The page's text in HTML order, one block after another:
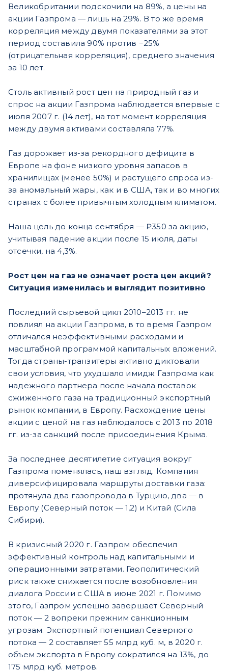
Великобритании подскочили на 89%, а цены на
акции Газпрома — лишь на 29%. В то же время
корреляция между двумя показателями за этот
период составила 90% против −25%
(отрицательная корреляция), среднего значения
за 10 лет.
Столь активный рост цен на природный газ и
спрос на акции Газпрома наблюдается впервые с
июля 2007 г. (14 лет), на тот момент корреляция
между двумя активами составляла 77%.
Газ дорожает из-за рекордного дефицита в
Европе на фоне низкого уровня запасов в
хранилищах (менее 50%) и растущего спроса из-
за аномальный жары, как и в США, так и во многих
странах с более привычным холодным климатом.
Наша цель до конца сентября — ₽350 за акцию,
учитывая падение акции после 15 июля, даты
отсечки, на 4,3%.
Рост цен на газ не означает роста цен акций?
Ситуация изменилась и выглядит позитивно
Последний сырьевой цикл 2010–2013 гг. не
повлиял на акции Газпрома, в то время Газпром
отличался неэффективными расходами и
масштабной программой капитальных вложений.
Тогда страны-транзитеры активно диктовали
свои условия, что ухудшало имидж Газпрома как
надежного партнера после начала поставок
сжиженного газа на традиционный экспортный
рынок компании, в Европу. Расхождение цены
акции с ценой на газ наблюдалось с 2013 по 2018
гг. из-за санкций после присоединения Крыма.
За последнее десятилетие ситуация вокруг
Газпрома поменялась, наш взгляд. Компания
диверсифицировала маршруты доставки газа:
протянула два газопровода в Турцию, два — в
Европу (Северный поток — 1,2) и Китай (Сила
Сибири).
В кризисный 2020 г. Газпром обеспечил
эффективный контроль над капитальными и
операционными затратами. Геополитический
риск также снижается после возобновления
диалога России с США в июне 2021 г. Помимо
этого, Газпром успешно завершает Северный
поток — 2 вопреки прежним санкционным
угрозам. Экспортный потенциал Северного
потока — 2 составляет 55 млрд куб. м, в 2020 г.
объем экспорта в Европу сократился на 13%, до
175 млрд куб. метров.